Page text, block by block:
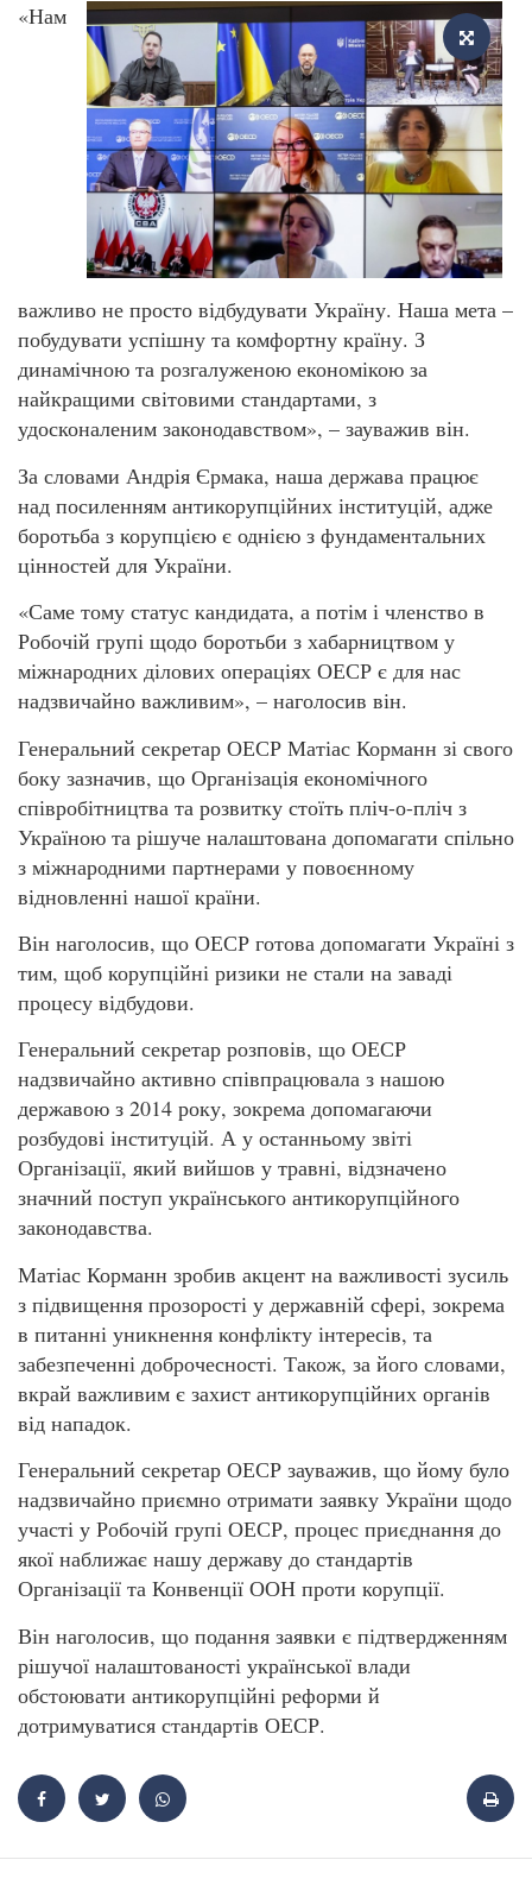
«Нам
важливо не просто відбудувати Україну. Наша мета –
побудувати успішну та комфортну країну. З
динамічною та розгалуженою економікою за
найкращими світовими стандартами, з
удосконаленим законодавством», – зауважив він.
За словами Андрія Єрмака, наша держава працює
над посиленням антикорупційних інституцій, адже
боротьба з корупцією є однією з фундаментальних
цінностей для України.
«Саме тому статус кандидата, а потім і членство в
Робочій групі щодо боротьби з хабарництвом у
міжнародних ділових операціях ОЕСР є для нас
надзвичайно важливим», – наголосив він.
Генеральний секретар ОЕСР Матіас Корманн зі свого
боку зазначив, що Організація економічного
співробітництва та розвитку стоїть пліч-о-пліч з
Україною та рішуче налаштована допомагати спільно
з міжнародними партнерами у повоєнному
відновленні нашої країни.
Він наголосив, що ОЕСР готова допомагати Україні з
тим, щоб корупційні ризики не стали на заваді
процесу відбудови.
Генеральний секретар розповів, що ОЕСР
надзвичайно активно співпрацювала з нашою
державою з 2014 року, зокрема допомагаючи
розбудові інституцій. А у останньому звіті
Організації, який вийшов у травні, відзначено
значний поступ українського антикорупційного
законодавства.
Матіас Корманн зробив акцент на важливості зусиль
з підвищення прозорості у державній сфері, зокрема
в питанні уникнення конфлікту інтересів, та
забезпеченні доброчесності. Також, за його словами,
вкрай важливим є захист антикорупційних органів
від нападок.
Генеральний секретар ОЕСР зауважив, що йому було
надзвичайно приємно отримати заявку України щодо
участі у Робочій групі ОЕСР, процес приєднання до
якої наближає нашу державу до стандартів
Організації та Конвенції ООН проти корупції.
Він наголосив, що подання заявки є підтвердженням
рішучої налаштованості української влади
обстоювати антикорупційні реформи й
дотримуватися стандартів ОЕСР.